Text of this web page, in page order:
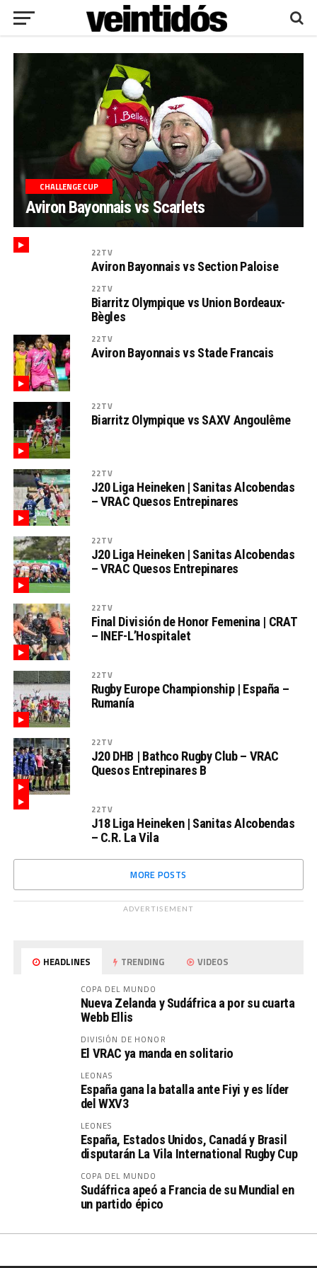
CHALLENGE CUP
Aviron Bayonnais vs Scarlets
22TV
Aviron Bayonnais vs Section Paloise
22TV
Biarritz Olympique vs Union Bordeaux-
Bègles
22TV
Aviron Bayonnais vs Stade Francais
22TV
Biarritz Olympique vs SAXV Angoulême
22TV
J20 Liga Heineken | Sanitas Alcobendas
– VRAC Quesos Entrepinares
22TV
J20 Liga Heineken | Sanitas Alcobendas
– VRAC Quesos Entrepinares
22TV
Final División de Honor Femenina | CRAT
– INEF-L’Hospitalet
22TV
Rugby Europe Championship | España –
Rumanía
22TV
J20 DHB | Bathco Rugby Club – VRAC
Quesos Entrepinares B
22TV
J18 Liga Heineken | Sanitas Alcobendas
– C.R. La Vila
MORE POSTS
ADVERTISEMENT
HEADLINES TRENDING VIDEOS
COPA DEL MUNDO
Nueva Zelanda y Sudáfrica a por su cuarta
Webb Ellis
DIVISIÓN DE HONOR
El VRAC ya manda en solitario
LEONAS
España gana la batalla ante Fiyi y es líder
del WXV3
LEONES
España, Estados Unidos, Canadá y Brasil
disputarán La Vila International Rugby Cup
COPA DEL MUNDO
Sudáfrica apeó a Francia de su Mundial en
un partido épico